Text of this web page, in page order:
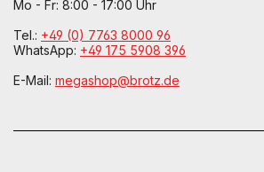
Mo - Fr: 8:00 - 17:00 Uhr
Tel.: +49 (0) 7763 8000 96
WhatsApp: +49 175 5908 396
E-Mail: megashop@brotz.de